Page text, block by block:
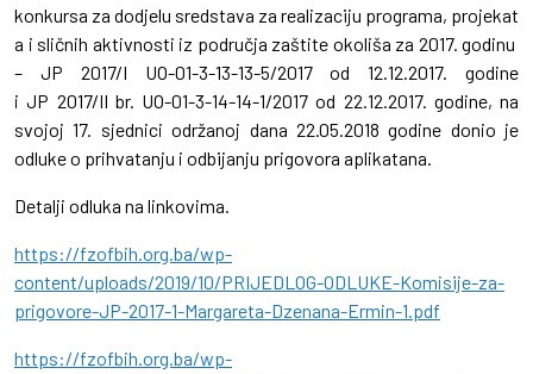
konkursa za dodjelu sredstava za realizaciju programa, projekat
a i sličnih aktivnosti iz područja zaštite okoliša za 2017. godinu
– JP 2017/I UO-01-3-13-13-5/2017 od 12.12.2017. godine
i JP 2017/II br. UO-01-3-14-14-1/2017 od 22.12.2017. godine, na
svojoj 17. sjednici održanoj dana 22.05.2018 godine donio je
odluke o prihvatanju i odbijanju prigovora aplikatana.
Detalji odluka na linkovima.
https://fzofbih.org.ba/wp-
content/uploads/2019/10/PRIJEDLOG-ODLUKE-Komisije-za-
prigovore-JP-2017-1-Margareta-Dzenana-Ermin-1.pdf
https://fzofbih.org.ba/wp-